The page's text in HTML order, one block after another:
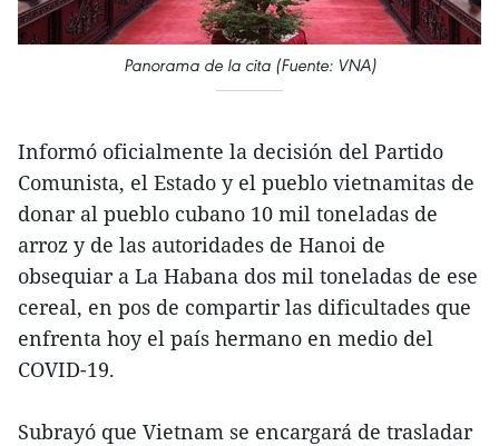
Panorama de la cita (Fuente: VNA)
Informó oficialmente la decisión del Partido
Comunista, el Estado y el pueblo vietnamitas de
donar al pueblo cubano 10 mil toneladas de
arroz y de las autoridades de Hanoi de
obsequiar a La Habana dos mil toneladas de ese
cereal, en pos de compartir las dificultades que
enfrenta hoy el país hermano en medio del
COVID-19.
Subrayó que Vietnam se encargará de trasladar